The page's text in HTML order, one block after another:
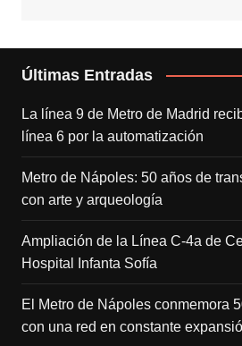
Últimas Entradas
La línea 9 de Metro de Madrid
línea 6 por la automatización
Metro de Nápoles: 50 años de
con arte y arqueología
Ampliación de la Línea C-4a de
Hospital Infanta Sofía
El Metro de Nápoles conmemora
con una red en constante